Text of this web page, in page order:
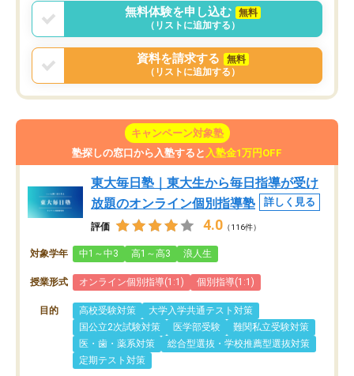
無料体験を申し込む
無料
（リストに追加する）
資料を請求する
無料
（リストに追加する）
キャンペーン対象塾
塾探しの窓口から入塾すると 入塾金1万円OFF
東大毎日塾｜東大生から毎日指導が受け
放題のオンライン個別指導塾
詳しく見る
評価 4.0 （116件）
対象学年 中1～中3 高1～高3 浪人生
授業形式 オンライン個別指導(1:1) 個別指導(1:1)
目的 高校受験対策
大学入学共通テスト対策
国公立2次試験対策
医学部受験
難関私立受験対策
医・歯・薬系対策
総合型選抜・学校推薦型選抜対策
定期テスト対策